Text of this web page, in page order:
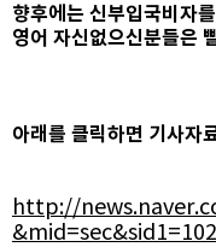
향후에는 신부입국비자
영어 자신없으신분들은
아래를 클릭하면 기사자
http://